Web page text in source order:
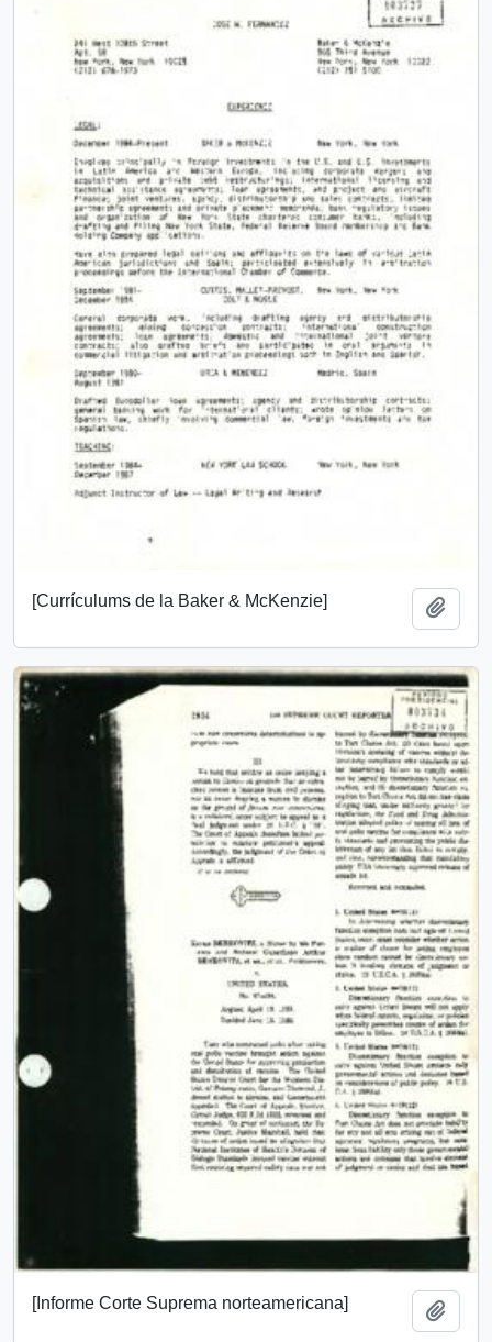
[Currículums de la Baker & McKenzie]
[Informe Corte Suprema norteamericana]